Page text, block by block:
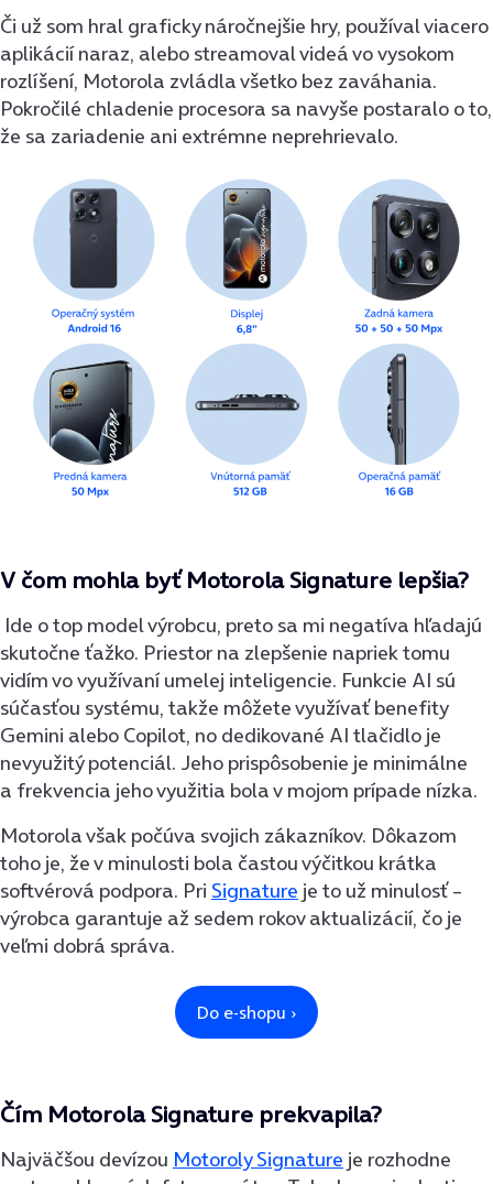
Či už som hral graficky náročnejšie hry, používal viacero
aplikácií naraz, alebo streamoval videá vo vysokom
rozlíšení, Motorola zvládla všetko bez zaváhania.
Pokročilé chladenie procesora sa navyše postaralo o to,
že sa zariadenie ani extrémne neprehrievalo.
V čom mohla byť Motorola Signature lepšia?
Ide o top model výrobcu, preto sa mi negatíva hľadajú
skutočne ťažko. Priestor na zlepšenie napriek tomu
vidím vo využívaní umelej inteligencie. Funkcie AI sú
súčasťou systému, takže môžete využívať benefity
Gemini alebo Copilot, no dedikované AI tlačidlo je
nevyužitý potenciál. Jeho prispôsobenie je minimálne
a frekvencia jeho využitia bola v mojom prípade nízka.
Motorola však počúva svojich zákazníkov. Dôkazom
toho je, že v minulosti bola častou výčitkou krátka
softvérová podpora. Pri Signature je to už minulosť –
výrobca garantuje až sedem rokov aktualizácií, čo je
veľmi dobrá správa.
Čím Motorola Signature prekvapila?
Najväčšou devízou Motoroly Signature je rozhodne